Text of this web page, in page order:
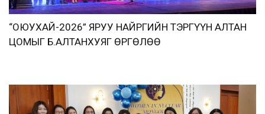
“ОЮУХАЙ-2026” ЯРУУ НАЙРГИЙН ТЭРГҮҮН АЛТАН
ЦОМЫГ Б.АЛТАНХУЯГ ӨРГӨЛӨӨ